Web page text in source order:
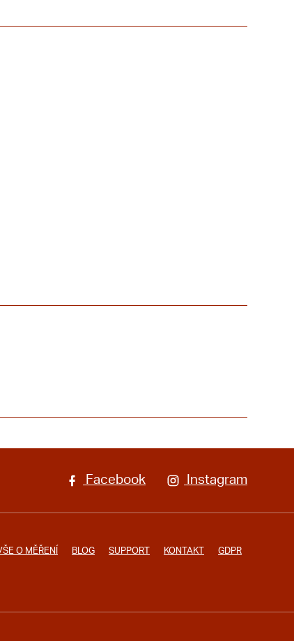
Facebook Instagram
O MĚŘENÍ BLOG SUPPORT KONTAKT GDPR